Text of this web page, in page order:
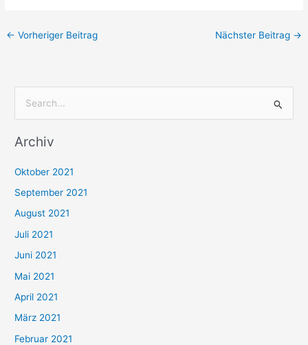
← Vorheriger Beitrag Nächster Beitrag →
c
n
n
a
c
h
:
Archiv
Oktober 2021
September 2021
August 2021
Juli 2021
Juni 2021
Mai 2021
April 2021
März 2021
Februar 2021